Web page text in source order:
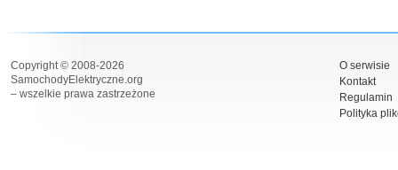
Copyright © 2008-2026
SamochodyElektryczne.org
– wszelkie prawa zastrzeżone
O serwisie
Kontakt
Regulamin
Polityka